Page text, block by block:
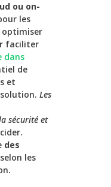
ou on-
les
optimiser
faciliter
dans
de
et
Les
sécurité et
des
selon les